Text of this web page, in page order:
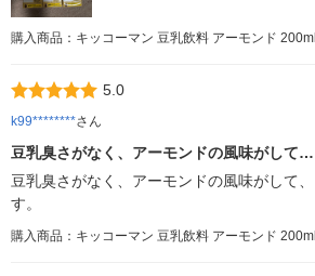
購入商品：キッコーマン 豆乳飲料 アーモンド
5.0
k99********さん
豆乳臭さがなく、アーモンドの風味がして…
豆乳臭さがなく、アーモンドの風味がして
す。
購入商品：キッコーマン 豆乳飲料 アーモンド